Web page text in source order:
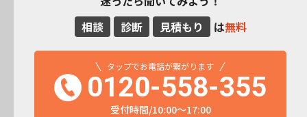
相談
診断 見積もり は無料
タップでお電話が繋がります
0120-558-355
受付時間/10:00～17:00